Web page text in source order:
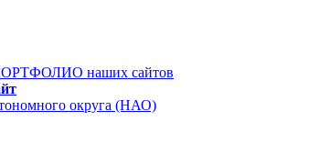
наших сайтов
округа (НАО)